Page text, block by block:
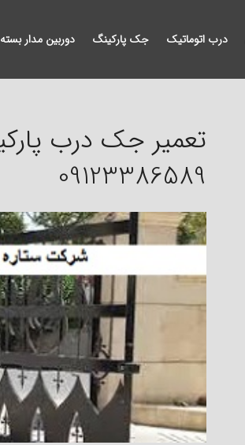
درب اتوماتیک جک پارکینگ دوربین مدار بسته
09123386589